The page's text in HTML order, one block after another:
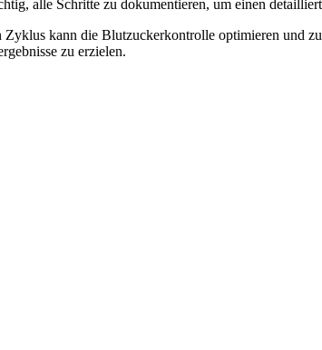
alle Schritte zu dokumentieren, um einen
kann die Blutzuckerkontrolle optimieren und
zu erzielen.